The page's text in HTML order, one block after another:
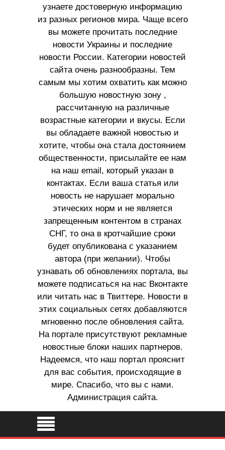
узнаете достоверную информацию
из разных регионов мира. Чаще всего
вы можете прочитать последние
новости Украины и последние
новости России. Категории новостей
сайта очень разнообразны. Тем
самым мы хотим охватить как можно
большую новостную зону ,
рассчитанную на различные
возрастные категории и вкусы. Если
вы обладаете важной новостью и
хотите, чтобы она стала достоянием
общественности, присылайте ее нам
на наш email, который указан в
контактах. Если ваша статья или
новость не нарушает морально
этических норм и не является
запрещенным контентом в странах
СНГ, то она в кротчайшие сроки
будет опубликована с указанием
автора (при желании). Чтобы
узнавать об обновлениях портала, вы
можете подписаться на нас Вконтакте
или читать нас в Твиттере. Новости в
этих социальных сетях добавляются
мгновенно после обновления сайта.
На портале присутствуют рекламные
новостные блоки наших партнеров.
Надеемся, что наш портал прояснит
для вас события, происходящие в
мире. Спасибо, что вы с нами.
Администрация сайта.